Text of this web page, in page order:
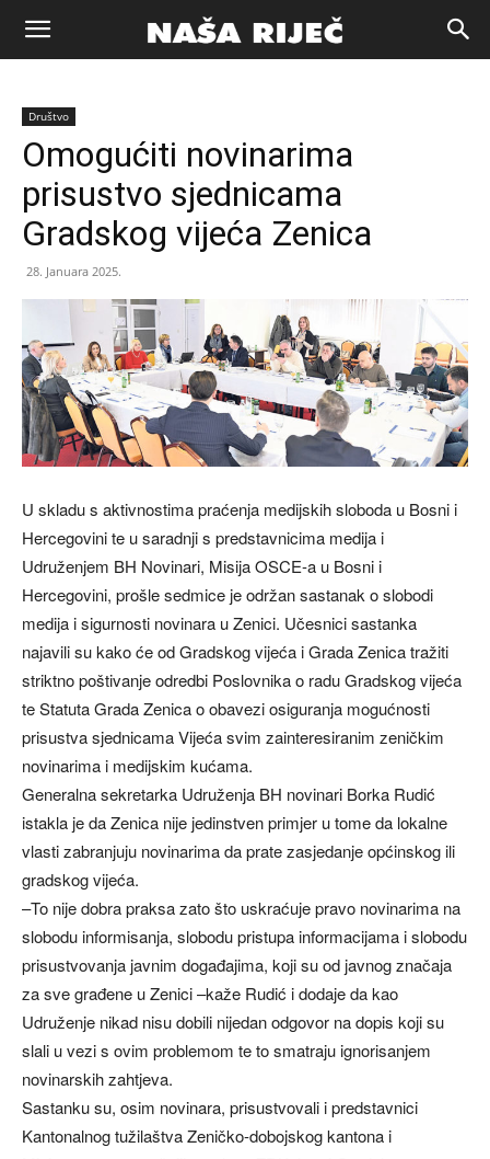
Naša
riječ
Zenica
Društvo
Omogućiti novinarima
prisustvo sjednicama
Gradskog vijeća Zenica
28. Januara 2025.
U skladu s aktivnostima praćenja medijskih sloboda u Bosni i
Hercegovini te u saradnji s predstavnicima medija i
Udruženjem BH Novinari, Misija OSCE-a u Bosni i
Hercegovini, prošle sedmice je održan sastanak o slobodi
medija i sigurnosti novinara u Zenici. Učesnici sastanka
najavili su kako će od Gradskog vijeća i Grada Zenica tražiti
striktno poštivanje odredbi Poslovnika o radu Gradskog vijeća
te Statuta Grada Zenica o obavezi osiguranja mogućnosti
prisustva sjednicama Vijeća svim zainteresiranim zeničkim
novinarima i medijskim kućama.
Generalna sekretarka Udruženja BH novinari Borka Rudić
istakla je da Zenica nije jedinstven primjer u tome da lokalne
vlasti zabranjuju novinarima da prate zasjedanje općinskog ili
gradskog vijeća.
–To nije dobra praksa zato što uskraćuje pravo novinarima na
slobodu informisanja, slobodu pristupa informacijama i slobodu
prisustvovanja javnim događajima, koji su od javnog značaja
za sve građene u Zenici –kaže Rudić i dodaje da kao
Udruženje nikad nisu dobili nijedan odgovor na dopis koji su
slali u vezi s ovim problemom te to smatraju ignorisanjem
novinarskih zahtjeva.
Sastanku su, osim novinara, prisustvovali i predstavnici
Kantonalnog tužilaštva Zeničko-dobojskog kantona i